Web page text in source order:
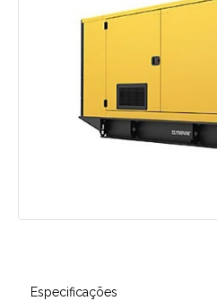
Especificações